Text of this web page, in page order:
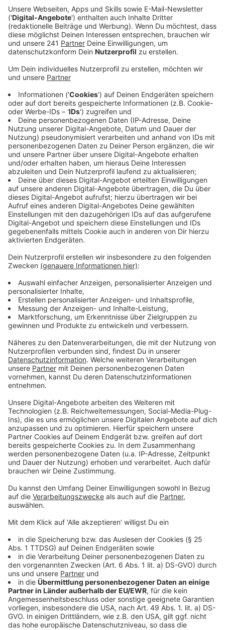
Düsseldorf ist bekannt für sein japanisches
Viertel und den Japantag. Daher kommt es nicht
überraschend, dass es vom 30. Juni bis 2. Juli auch
eine Messe zum Thema Anime und Japan geben
wird. "Dokomi" heißt sie -
Anzeige
August
Anzeige
Die Gamescom findet auch in 2023 wieder statt.
Die berühmteste Gaming-Messe Deutschlands
läuft vom23. bis 27. Augustin der Kölner Messe.
In Düsseldorf gibt es vom 25. August bis zum 3.
September die"Caravan Salon"-Messe.
Wissenswertes über den Caravan und das Reisen
mit diesem Fahrzeug wird den Besuchern
versprochen.
Anzeige
September
Anzeige
Hier soll sich alles um unsere Kleinsten drehen.
Die"Kind und Jugend"
bis 9. September statt. Produkte wie zum
Beispiel Kleidung oder auch Spielwaren sind für
Eltern dort zu finden.
Bei der"Zukunft Personal Europe"liegt der Fokus
auf die Arbeitswelt. Vom 12. bis 14. September
sind in Köln über 700 Aussteller angekündigt.
Oktober
Gesellschaftsspielfans warten gespannt auf die
neue "Spiel" in der Messe Essen. Diese läuft in
2023 vom5. bis zum 8. Oktober.
Anzeige